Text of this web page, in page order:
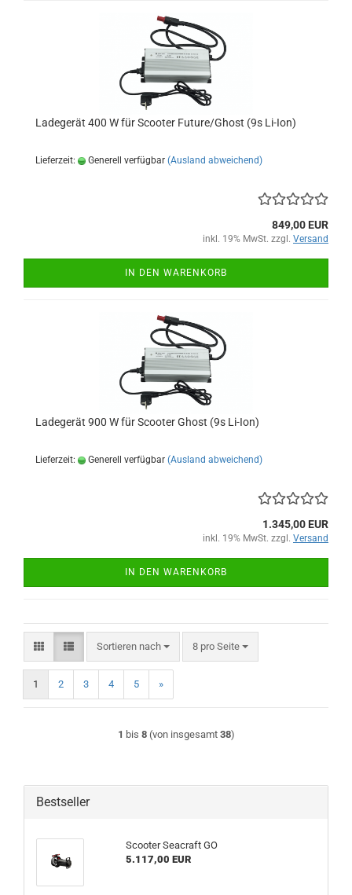
Ladegerät 400 W für Scooter Future/Ghost (9s Li-Ion)
Lieferzeit: Generell verfügbar (Ausland abweichend)
849,00 EUR
inkl. 19% MwSt. zzgl. Versand
IN DEN WARENKORB
Ladegerät 900 W für Scooter Ghost (9s Li-Ion)
Lieferzeit: Generell verfügbar (Ausland abweichend)
1.345,00 EUR
inkl. 19% MwSt. zzgl. Versand
IN DEN WARENKORB
Sortieren nach
Sortieren nach 8 pro Seite
pro Seite
1 2 3 4 5 »
1 bis 8(von insgesamt 38)
Bestseller
Scooter Seacraft GO
5.117,00 EUR